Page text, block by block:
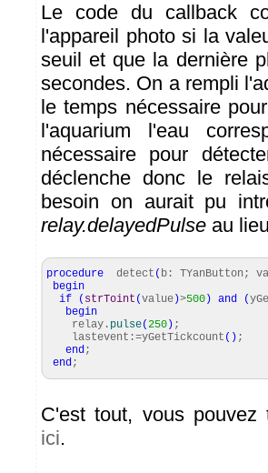
Le code du callback
l'appareil photo si la
seuil et que la dernière
secondes. On a rempli
le temps nécessaire
l'aquarium l'eau
nécessaire pour
déclenche donc le
besoin on aurait pu
relay.delayedPulse au
procedure detect ( b: TYanButton;
begin
if
( strToint (value )>500 ) and (
begin
relay. pulse(250 ) ;
lastevent:=yGetTickcount ( ) ;
end;
end;
C'est tout, vous pouvez
ici.